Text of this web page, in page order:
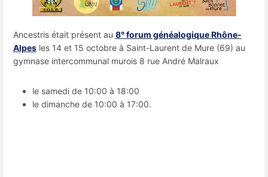
Ancestris était présent au 8° forum généalogique Rhône-
Alpes les 14 et 15 octobre à Saint-Laurent de Mure (69) au
gymnase intercommunal murois 8 rue André Malraux
le samedi de 10:00 à 18:00
le dimanche de 10:00 à 17:00.